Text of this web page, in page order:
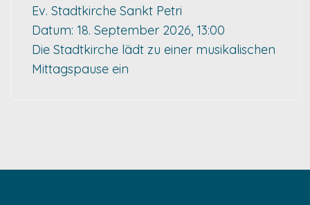
Ev. Stadtkirche Sankt Petri
Datum: 18. September 2026, 13:00
Die Stadtkirche lädt zu einer musikalischen
Mittagspause ein